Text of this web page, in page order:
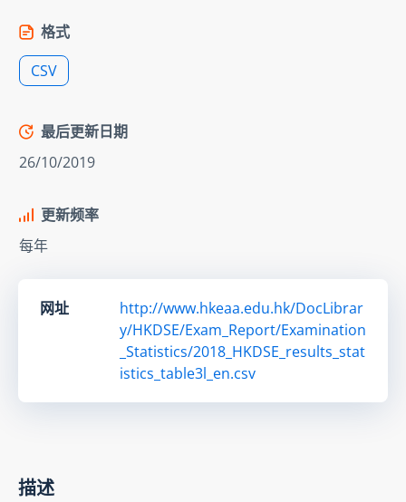
格式
CSV
最后更新日期
26/10/2019
更新频率
每年
网址
http://www.hkeaa.edu.hk/DocLibrar
y/HKDSE/Exam_Report/Examination
_Statistics/2018_HKDSE_results_stat
istics_table3l_en.csv
描述